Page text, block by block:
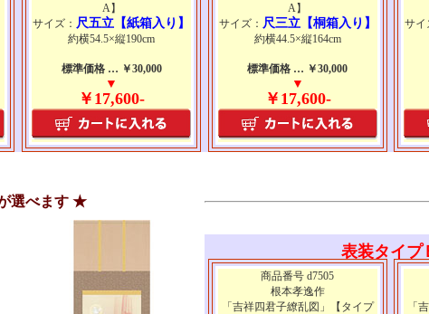
A】
サイズ： 尺五立【紙箱入り】
約横54.5×縦190cm
標準価格 … ￥30,000
▼
￥17,600-
A】
サイズ： 尺三立【桐箱入り】
約横44.5×縦164cm
標準価格 … ￥30,000
▼
￥17,600-
サイ
選べます ★
表装タイプ
商品番号 d7505
根本孝逸作
「吉祥四君子繚乱図」【タイプ
「